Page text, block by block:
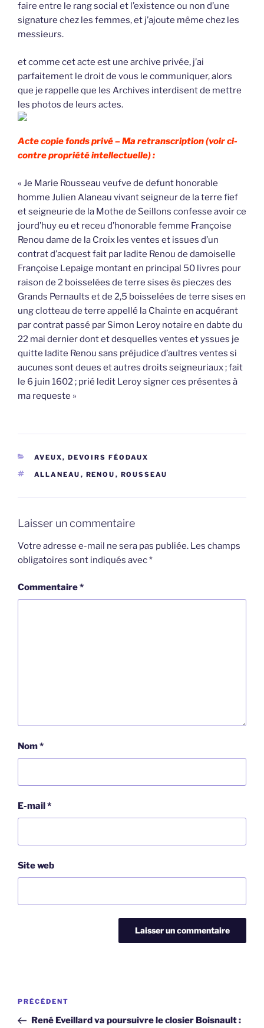
faire entre le rang social et l’existence ou non d’une
signature chez les femmes, et j’ajoute même chez les
messieurs.
et comme cet acte est une archive privée, j’ai
parfaitement le droit de vous le communiquer, alors
que je rappelle que les Archives interdisent de mettre
les photos de leurs actes.
Acte copie fonds privé –Ma retranscription (voir ci-
contre propriété intellectuelle) :
« Je Marie Rousseau veufve de defunt honorable
homme Julien Alaneau vivant seigneur de la terre fief
et seigneurie de la Mothe de Seillons confesse avoir ce
jourd’huy eu et receu d’honorable femme Françoise
Renou dame de la Croix les ventes et issues d’un
contrat d’acquest fait par ladite Renou de damoiselle
Françoise Lepaige montant en principal 50 livres pour
raison de 2 boisselées de terre sises ès pieczes des
Grands Pernaults et de 2,5 boisselées de terre sises en
ung clotteau de terre appellé la Chainte en acquérant
par contrat passé par Simon Leroy notaire en dabte du
22 mai dernier dont et desquelles ventes et yssues je
quitte ladite Renou sans préjudice d’aultres ventes si
aucunes sont deues et autres droits seigneuriaux ; fait
le 6 juin 1602 ; prié ledit Leroy signer ces présentes à
ma requeste »
CATÉGORIES
AVEUX, DEVOIRS FÉODAUX
ÉTIQUETTES
ALLANEAU , RENOU , ROUSSEAU
Laisser un commentaire
Votre adresse e-mail ne sera pas publiée. Les champs
obligatoires sont indiqués avec*
Commentaire*
Nom*
E-mail*
Site web
Navigation
Article
précédent
PRÉCÉDENT
René Eveillard va poursuivre le closier Boisnault :